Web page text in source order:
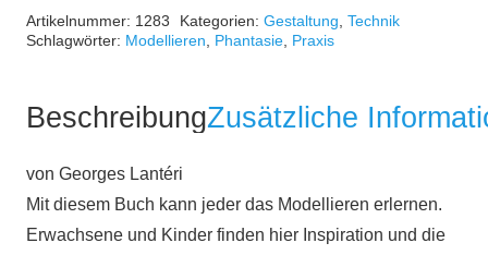
mit
einfachen
Menge
Artikelnummer: 1283 Kategorien: Gestaltung, Technik
Schlagwörter: Modellieren, Phantasie, Praxis
BeschreibungZusätzliche
von Georges Lantéri
Mit diesem Buch kann jeder das Modellieren erlernen.
Erwachsene und Kinder finden hier Inspiration und die